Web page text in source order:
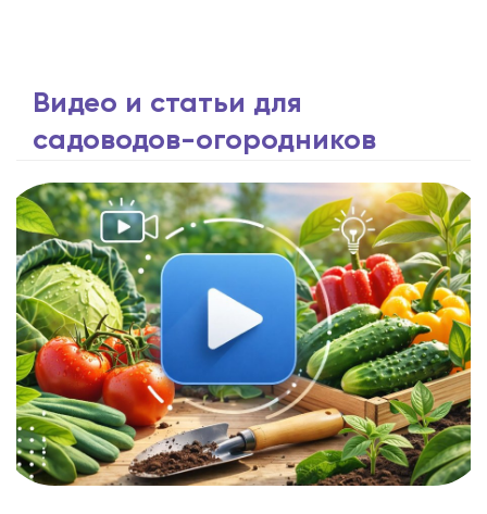
Видео и статьи для
садоводов-огородников